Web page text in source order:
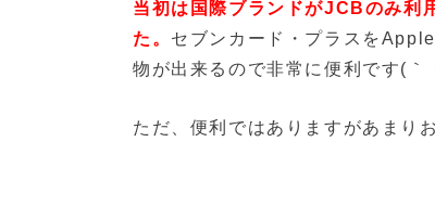
当初は国際ブランドがJCBのみ利
た。 セブンカード・プラスを
物が出来るので非常に便利です(｀
ただ、便利ではありますがあまり